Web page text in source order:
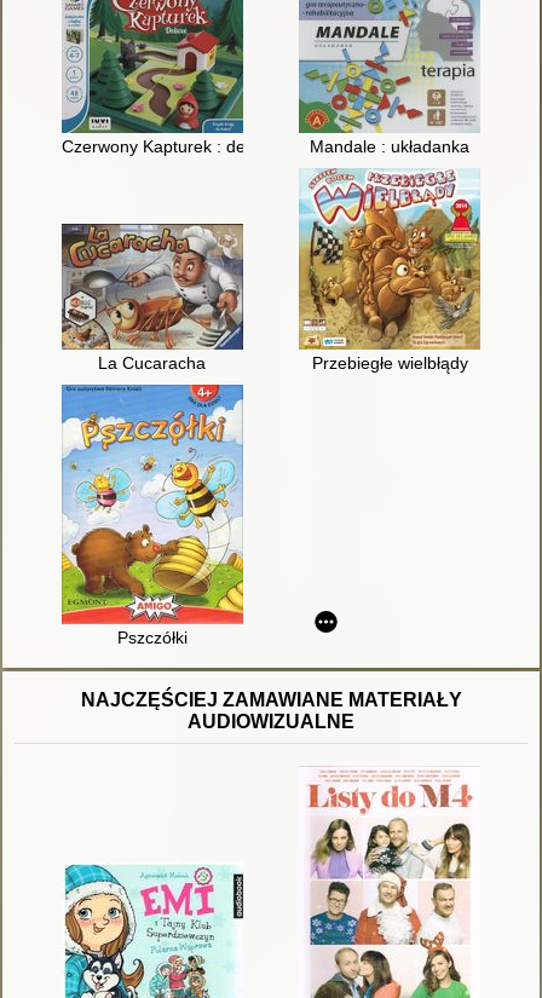
Czerwony Kapturek : deluxe Mandale : układanka
La Cucaracha Przebiegłe wielbłądy
Pszczółki
NAJCZĘŚCIEJ ZAMAWIANE MATERIAŁY
AUDIOWIZUALNE